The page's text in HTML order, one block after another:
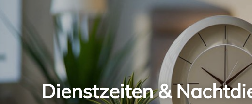
Dienstzeiten &